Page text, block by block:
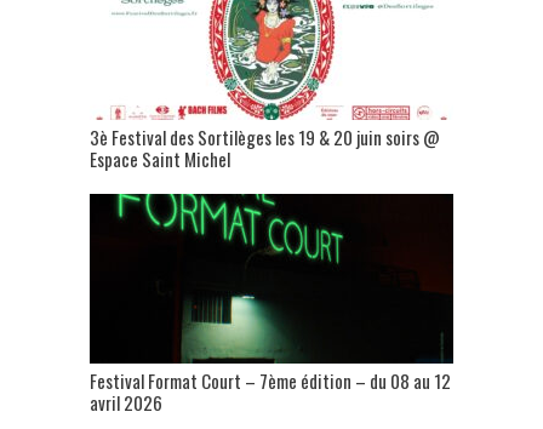
3è Festival des Sortilèges les 19 & 20 juin soirs @
Espace Saint Michel
Festival Format Court – 7ème édition – du 08 au 12
avril 2026